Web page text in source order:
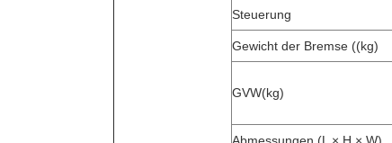
Steuerung
Gewicht der Bremse ((kg)
GVW(kg)